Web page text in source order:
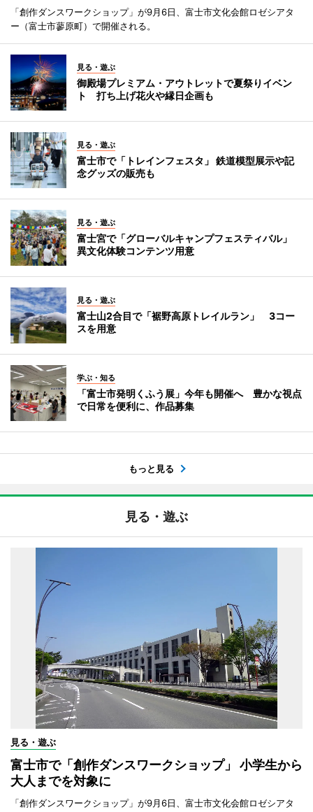
「創作ダンスワークショップ」が9月6日、富士市文化会館ロゼシアタ
ー（富士市蓼原町）で開催される。
見る・遊ぶ
御殿場プレミアム・アウトレットで夏祭りイベン
ト 打ち上げ花火や縁日企画も
見る・遊ぶ
富士市で「トレインフェスタ」 鉄道模型展示や記
念グッズの販売も
見る・遊ぶ
富士宮で「グローバルキャンプフェスティバル」
異文化体験コンテンツ用意
見る・遊ぶ
富士山2合目で「裾野高原トレイルラン」 3コー
スを用意
学ぶ・知る
「富士市発明くふう展」今年も開催へ 豊かな視点
で日常を便利に、作品募集
もっと見る
見る・遊ぶ
見る・遊ぶ
富士市で「創作ダンスワークショップ」 小学生から
大人までを対象に
「創作ダンスワークショップ」が9月6日、富士市文化会館ロゼシアタ